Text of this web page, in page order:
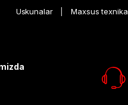
Uskunalar Maxsus texnika